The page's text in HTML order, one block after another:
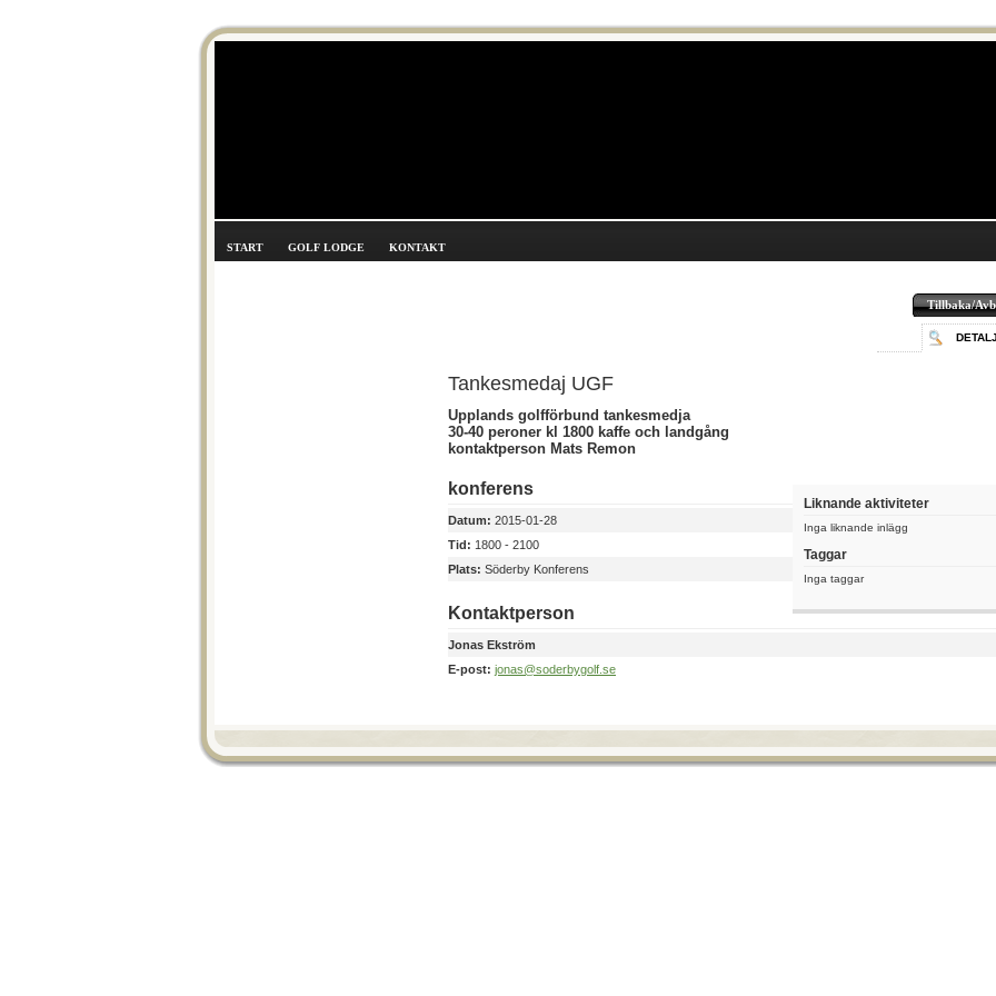
START GOLF LODGE KONTAKT
Tillbaka/
Tankesmedaj UGF
Upplands golfförbund tankesmedja
30-40 peroner kl 1800 kaffe och landgång
kontaktperson Mats Remon
Liknande aktiviteter
Inga liknande inlägg
Taggar
Inga taggar
konferens
Datum: 2015-01-28
Tid: 1800 - 2100
Plats: Söderby Konferens
Kontaktperson
Jonas Ekström
E-post: jonas@soderbygolf.se